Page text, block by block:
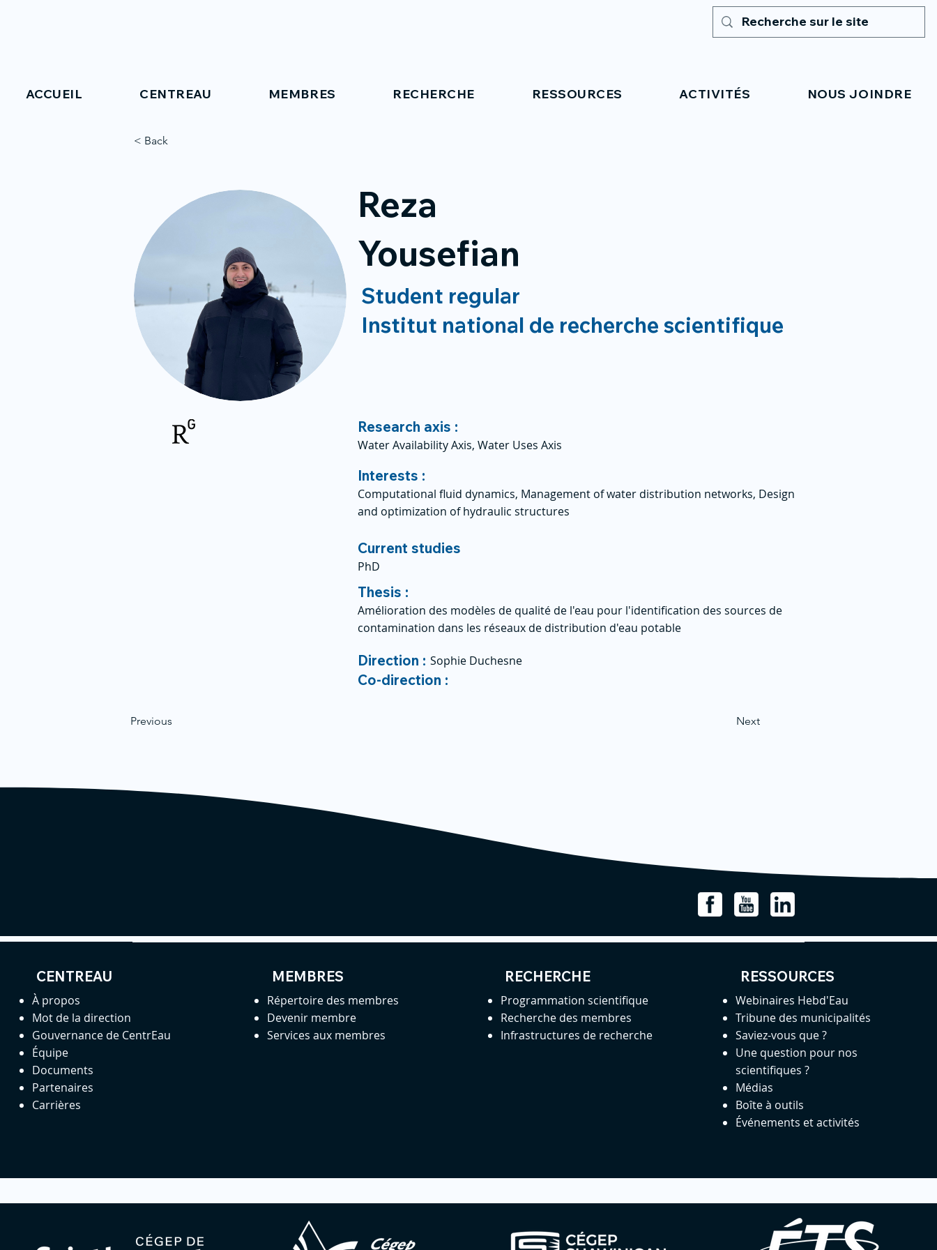
ACCUEIL CENTREAU MEMBRES RECHERCHE RESSOURCES ACTIVITÉS NOUS JOINDRE
< Back
Reza
Yousefian
Student regular
Institut national de recherche scientifique
Research axis :
Water Availability Axis, Water Uses Axis
Interests :
Computational fluid dynamics, Management of water distribution networks, Design
and optimization of hydraulic structures
Current studies
PhD
Thesis :
Amélioration des modèles de qualité de l'eau pour l'identification des sources de
contamination dans les réseaux de distribution d'eau potable
Previous
Direction : Sophie Duchesne
Co-direction :
Next
CENTREAU
À propos
Mot de la direction
Gouvernance de CentrEau
Équipe
Documents
Partenaires
Carrières
MEMBRES
Répertoire des membres
Devenir membre
Services aux membres
RECHERCHE
Programmation scientifique
Recherche des membres
Infrastructures de recherche
RESSOURCES
Webinaires Hebd'Eau
Tribune des municipalités
Saviez-vous que ?
Une question pour nos
scientifiques ?
Médias
Boîte à outils
Événements et activités